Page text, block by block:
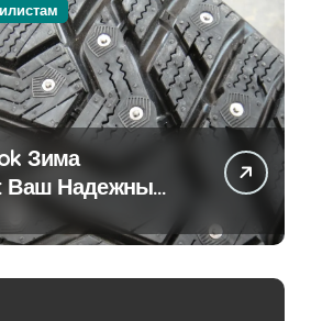
Зима
Ваш Надежный
Дорогах